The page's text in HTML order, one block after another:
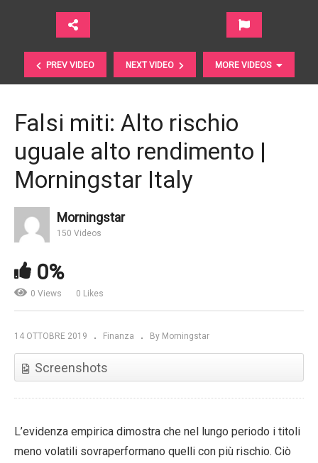
PREV VIDEO NEXT VIDEO MORE VIDEOS
60 secondi su… Il clima cambia, e cambia anche il
Falsi miti: Alto rischio
uguale alto rendimento |
Morningstar Italy
Morningstar
150 Videos
0%
0 Views 0 Likes
14 OTTOBRE 2019 Finanza By Morningstar
Screenshots
L’evidenza empirica dimostra che nel lungo periodo i titoli
meno volatili sovraperformano quelli con più rischio. Ciò